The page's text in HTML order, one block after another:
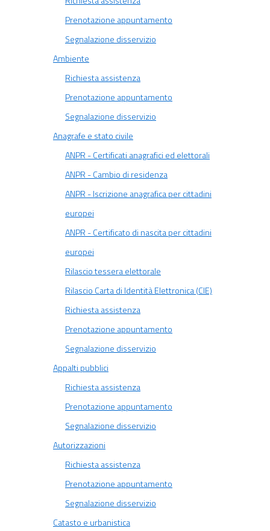
Prenotazione appuntamento
Segnalazione disservizio
Ambiente
Richiesta assistenza
Prenotazione appuntamento
Segnalazione disservizio
Anagrafe e stato civile
ANPR - Certificati anagrafici ed elettorali
ANPR - Cambio di residenza
ANPR - Iscrizione anagrafica per cittadini
europei
ANPR - Certificato di nascita per cittadini
europei
Rilascio tessera elettorale
Rilascio Carta di Identità Elettronica (CIE)
Richiesta assistenza
Prenotazione appuntamento
Segnalazione disservizio
Appalti pubblici
Richiesta assistenza
Prenotazione appuntamento
Segnalazione disservizio
Autorizzazioni
Richiesta assistenza
Prenotazione appuntamento
Segnalazione disservizio
Catasto e urbanistica